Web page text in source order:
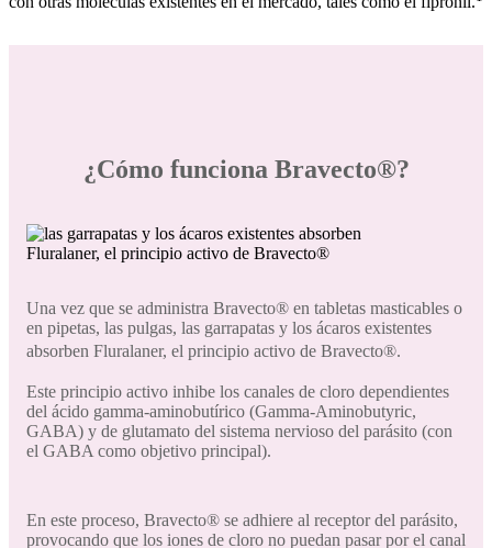
¿Cómo funciona Bravecto®?
Una vez que se administra Bravecto® en tabletas masticables o
en pipetas, las pulgas, las garrapatas y los ácaros existentes
absorben Fluralaner, el principio activo de Bravecto®.
Este principio activo inhibe los canales de cloro dependientes
del ácido gamma-aminobutírico (Gamma-Aminobutyric,
GABA) y de glutamato del sistema nervioso del parásito (con
el GABA como objetivo principal).
En este proceso, Bravecto® se adhiere al receptor del parásito,
provocando que los iones de cloro no puedan pasar por el canal